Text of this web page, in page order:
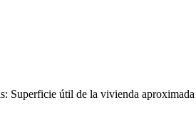
Superficie útil de la vivienda